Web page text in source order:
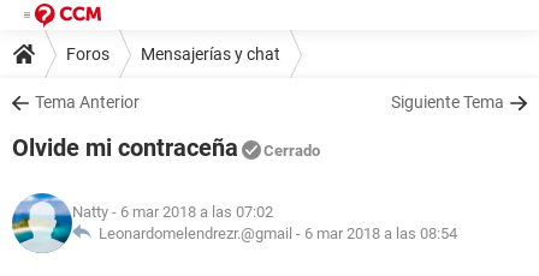
Foros Mensajerías y chat
Tema Anterior Siguiente Tema
Olvide mi contraceña Cerrado
Natty - 6 mar 2018 a las 07:02
Leonardomelendrezr.@gmail - 6 mar 2018 a las 08:54